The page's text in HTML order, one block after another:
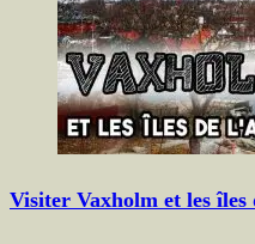
Visiter Vaxholm et les îles